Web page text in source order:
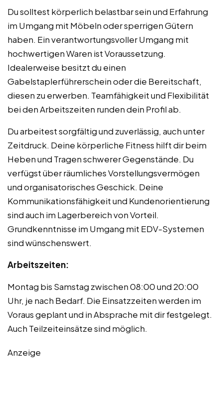
Du solltest körperlich belastbar sein und Erfahrung
im Umgang mit Möbeln oder sperrigen Gütern
haben. Ein verantwortungsvoller Umgang mit
hochwertigen Waren ist Voraussetzung.
Idealerweise besitzt du einen
Gabelstaplerführerschein oder die Bereitschaft,
diesen zu erwerben. Teamfähigkeit und Flexibilität
bei den Arbeitszeiten runden dein Profil ab.
Du arbeitest sorgfältig und zuverlässig, auch unter
Zeitdruck. Deine körperliche Fitness hilft dir beim
Heben und Tragen schwerer Gegenstände. Du
verfügst über räumliches Vorstellungsvermögen
und organisatorisches Geschick. Deine
Kommunikationsfähigkeit und Kundenorientierung
sind auch im Lagerbereich von Vorteil.
Grundkenntnisse im Umgang mit EDV-Systemen
sind wünschenswert.
Arbeitszeiten:
Montag bis Samstag zwischen 08:00 und 20:00
Uhr, je nach Bedarf. Die Einsatzzeiten werden im
Voraus geplant und in Absprache mit dir festgelegt.
Auch Teilzeiteinsätze sind möglich.
Anzeige